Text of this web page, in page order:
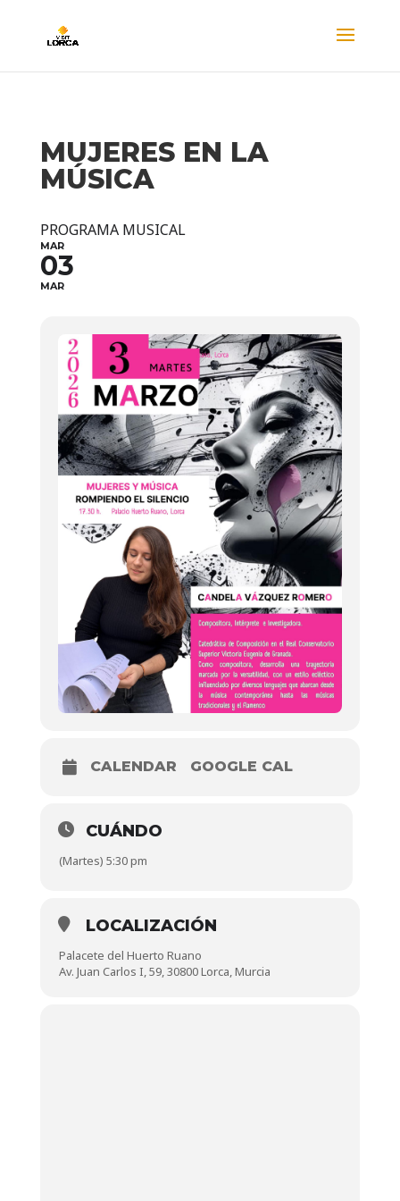
MUJERES EN LA
MÚSICA
PROGRAMA MUSICAL
MAR
03
MAR
CALENDAR GOOGLE CAL
CUÁNDO
(Martes) 5:30 pm
LOCALIZACIÓN
Palacete del Huerto Ruano
Av. Juan Carlos I, 59, 30800 Lorca, Murcia